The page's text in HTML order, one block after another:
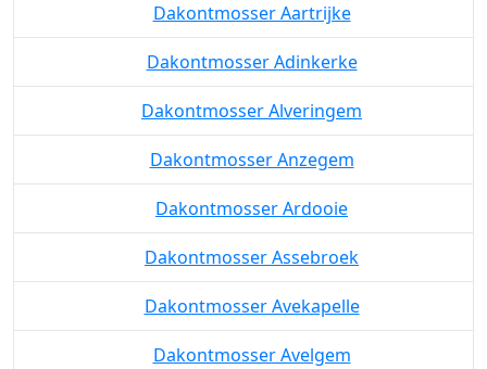
Dakontmosser Aartrijke
Dakontmosser Adinkerke
Dakontmosser Alveringem
Dakontmosser Anzegem
Dakontmosser Ardooie
Dakontmosser Assebroek
Dakontmosser Avekapelle
Dakontmosser Avelgem